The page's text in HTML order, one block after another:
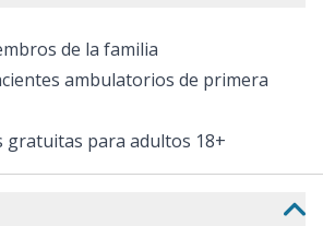
de la familia
ambulatorios de primera
gratuitas para adultos 18+